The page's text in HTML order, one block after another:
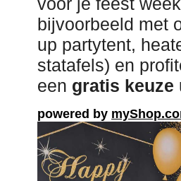
bijvoorbeeld met
up partytent,
statafels) en
een gratis keuze
powered by